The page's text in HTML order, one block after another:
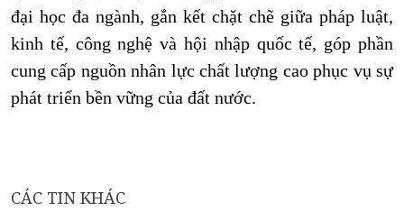
đại học đa ngành, gắn kết chặt chẽ giữa pháp luật,
kinh tế, công nghệ và hội nhập quốc tế, góp phần
cung cấp nguồn nhân lực chất lượng cao phục vụ sự
phát triển bền vững của đất nước.
CÁC TIN KHÁC